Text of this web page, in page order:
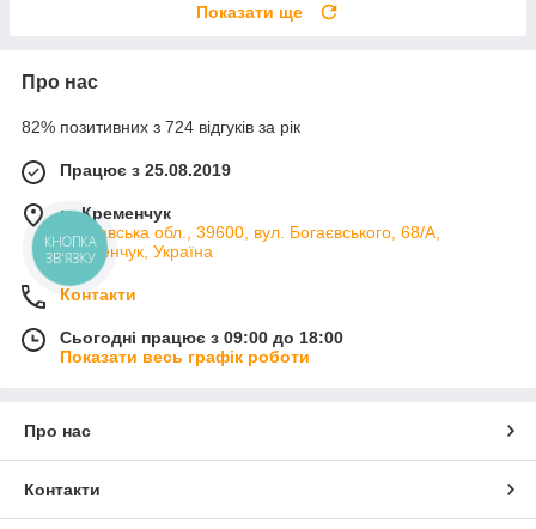
Показати ще
Про нас
82% позитивних з 724 відгуків за рік
Працює з 25.08.2019
м. Кременчук
Полтавська обл., 39600, вул. Богаєвського, 68/А,
Кременчук, Україна
Контакти
Сьогодні працює з 09:00 до 18:00
Показати весь графік роботи
Про нас
Контакти
КНОПКА
ЗВ'ЯЗКУ